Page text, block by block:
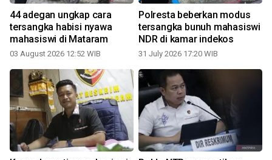
44 adegan ungkap cara
tersangka habisi nyawa
mahasiswi di Mataram
03 August 2026 12:52 WIB
Polresta beberkan modus
tersangka bunuh mahasiswi
NDR di kamar indekos
31 July 2026 17:20 WIB